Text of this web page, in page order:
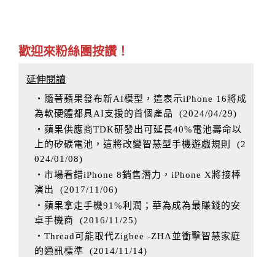
歡迎來粉絲團按讚！
延伸閱讀
‧隨著蘋果發布新AI模型，這表示iPhone 16將成
為軟硬體都具AI支援的首個產品
(2024/04/29)
‧蘋果供應商TDK研發出可延長40%電池壽命以
上的矽碳電池，這將改變智慧型手機遊戲規則
(2
024/01/08)
‧市場看錯iPhone 8銷售潛力，iPhone X將接棒
演出
(2017/11/06)
‧蘋果拿走手機91%利潤；華為成為最賺錢的安
卓手機商
(2016/11/25)
‧Thread可能取代Zigbee -ZHA並衝擊智慧家庭
的通訊標準 (2014/11/14)